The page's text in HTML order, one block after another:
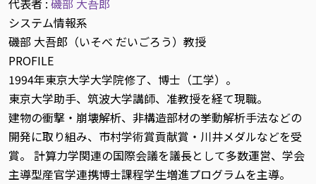
代表者 : 磯部 大吾郎
システム情報系
磯部 大吾郎（いそべ だいごろう）教授
PROFILE
1994年東京大学大学院修了、博士（工学）。
東京大学助手、筑波大学講師、准教授を経て現職。
建物の衝撃・崩壊解析、非構造部材の挙動解析手法などの
開発に取り組み、市村学術賞貢献賞・川井メダルなどを受
賞。 計算力学関連の国際会議を議長として多数運営、学会
主導型産官学連携博士課程学生増進プログラムを主導。